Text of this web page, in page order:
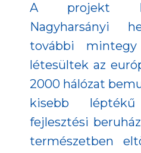
A projekt
Nagyharsányi
további
létesültek az
2000 hálózat
kisebb léptékű
fejlesztési
természetben